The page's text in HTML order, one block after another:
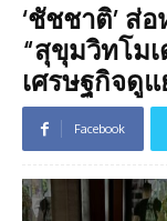
‘ชัชชาติ’ ส่
“สุขุมวิทโม
เศรษฐกิจดู
Facebook